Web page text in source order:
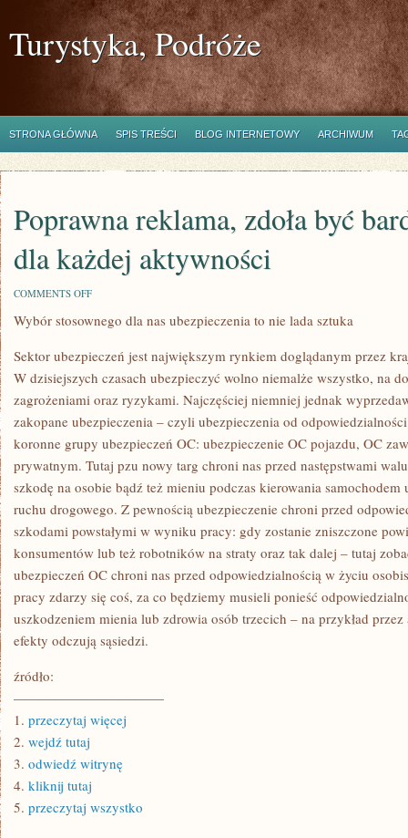
Turystyka, Podróże
STRONA GŁÓWNA SPIS TREŚCI BLOG INTERNETOWY ARCHIWUM
Poprawna reklama, zdoła być
dla każdej aktywności
COMMENTS OFFON
REKLAMA,
BARDZO
POŻĄDANA
KAŻDEJ
AKTYWNOŚCI
Wybór stosownego dla nas ubezpieczenia to nie lada sztuka
Sektor ubezpieczeń jest największym rynkiem doglądanym przez
W dzisiejszych czasach ubezpieczyć wolno niemalże wszystko, na
zagrożeniami oraz ryzykami. Najczęściej niemniej jednak
zakopane ubezpieczenia – czyli ubezpieczenia od
koronne grupy ubezpieczeń OC: ubezpieczenie OC pojazdu, OC
prywatnym. Tutaj pzu nowy targ chroni nas przed następstwami
szkodę na osobie bądź też mieniu podczas kierowania samochodem
ruchu drogowego. Z pewnością ubezpieczenie chroni przed
szkodami powstałymi w wyniku pracy: gdy zostanie zniszczone
konsumentów lub też robotników na straty oraz tak dalej – tutaj
ubezpieczeń OC chroni nas przed odpowiedzialnością w życiu
pracy zdarzy się coś, za co będziemy musieli ponieść
uszkodzeniem mienia lub zdrowia osób trzecich – na przykład
efekty odczują sąsiedzi.
źródło:
———————————
1. przeczytaj więcej
2. wejdź tutaj
3. odwiedź witrynę
4. kliknij tutaj
5. przeczytaj wszystko